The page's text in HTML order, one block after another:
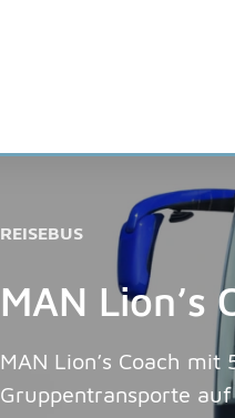
REISEBUS
MAN Lion’s
MAN Lion’s Coach
Gruppentransporte